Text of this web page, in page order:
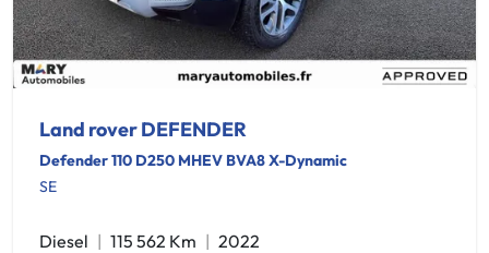
Land rover DEFENDER
Defender 110 D250 MHEV BVA8 X-Dynamic
SE
Diesel 115 562 Km
2022